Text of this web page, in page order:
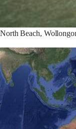
North Beach,